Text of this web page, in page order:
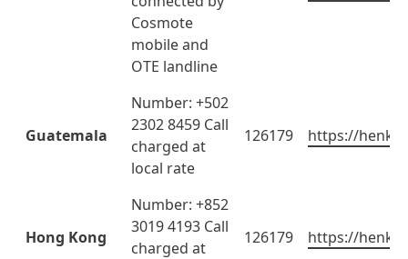
Cosmote
mobile and
OTE landline
Guatemala
Number: +502
2302 8459 Call
charged at
local rate
126179 https://
Hong Kong
Number: +852
3019 4193 Call
charged at
126179 https://